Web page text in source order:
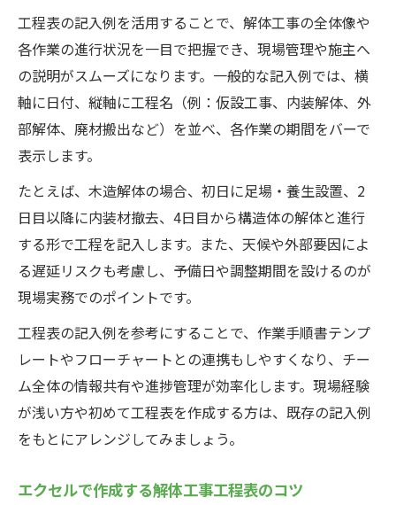
工程表の記入例を活用することで、解体工事の全体像や
各作業の進行状況を一目で把握でき、現場管理や施主へ
の説明がスムーズになります。一般的な記入例では、横
軸に日付、縦軸に工程名（例：仮設工事、内装解体、外
部解体、廃材搬出など）を並べ、各作業の期間をバーで
表示します。
たとえば、木造解体の場合、初日に足場・養生設置、2
日目以降に内装材撤去、4日目から構造体の解体と進行
する形で工程を記入します。また、天候や外部要因によ
る遅延リスクも考慮し、予備日や調整期間を設けるのが
現場実務でのポイントです。
工程表の記入例を参考にすることで、作業手順書テンプ
レートやフローチャートとの連携もしやすくなり、チー
ム全体の情報共有や進捗管理が効率化します。現場経験
が浅い方や初めて工程表を作成する方は、既存の記入例
をもとにアレンジしてみましょう。
エクセルで作成する解体工事工程表のコツ